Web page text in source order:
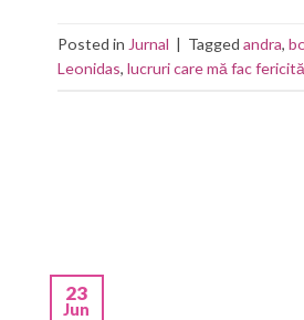
Posted in Jurnal | Tagged andra,
Leonidas, lucruri care mă fac fericită
23
Jun